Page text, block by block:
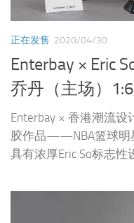
正在发售 2020/04/30
Enterbay × Eric
乔丹（主场）
Enterbay × 香港潮流设
胶作品——NBA篮球明
具有浓厚Eric So标志性